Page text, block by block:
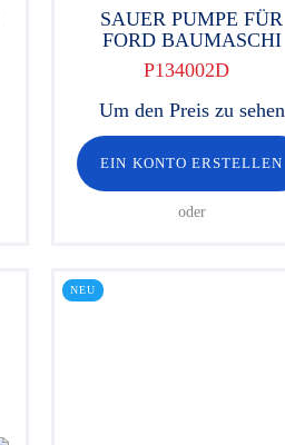
SAUER PUMPE FÜR
FORD BAUMASCHI
P134002D
Um den Preis zu sehen
EIN KONTO ERSTELLEN
oder
NEU